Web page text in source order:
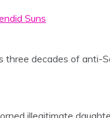
Suns
three decades of anti-